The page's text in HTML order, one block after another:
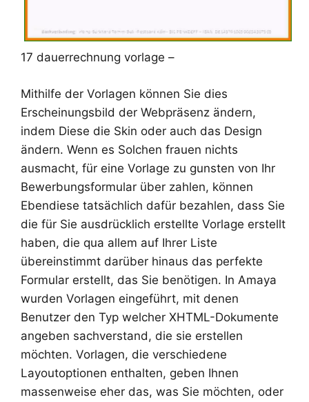
17 dauerrechnung vorlage –
Mithilfe der Vorlagen können Sie dies
Erscheinungsbild der Webpräsenz ändern,
indem Diese die Skin oder auch das Design
ändern. Wenn es Solchen frauen nichts
ausmacht, für eine Vorlage zu gunsten von Ihr
Bewerbungsformular über zahlen, können
Ebendiese tatsächlich dafür bezahlen, dass Sie
die für Sie ausdrücklich erstellte Vorlage erstellt
haben, die qua allem auf Ihrer Liste
übereinstimmt darüber hinaus das perfekte
Formular erstellt, das Sie benötigen. In Amaya
wurden Vorlagen eingeführt, mit denen
Benutzer den Typ welcher XHTML-Dokumente
angeben sachverstand, die sie erstellen
möchten. Vorlagen, die verschiedene
Layoutoptionen enthalten, geben Ihnen
massenweise eher das, was Sie möchten, oder